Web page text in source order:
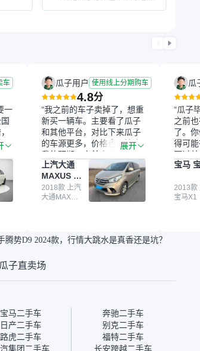
合适的首付比例，我们会根
车
一
毕
瓜子用户 使用线上分期购车
4.8分
“我之前的车子卖掉了，想重
新买一辆车。主要看了瓜子
和其他平台，对比下来瓜子
的车源更多，价格也更符合
我的预期。之前卖车来过瓜
子，虽然价格没谈成，但
APP一直留着。瓜子毕竟是
大平台，整体印象还好。我
最终买了一台上汽大通，18
期，这一点很便捷，其他平
线上办不了，这是瓜子最核
比线下贵1000-2000元，因
为瓜子有质保，车子出小毛
病维修更有保障。”
展开
上汽大通
MAXUS 大
通G10
2018款 上汽
大通MAXUS
瓜
“瓜子
之前
了。
得可
更过关
来再
我买
它的
适。
宝马
2013款
宝马X1
腾势D9 2024款，行情大跳水是真香还是坑？
瓜子直卖场
宝马二手车
奔驰二手车
日产二手车
别克二手车
路虎二手车
福特二手车
集团二手车 长安跨越二手车